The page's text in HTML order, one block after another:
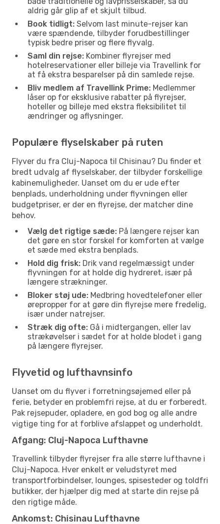
aldrig går glip af et skjult tilbud.
Book tidligt: Selvom last minute-rejser kan
være spændende, tilbyder forudbestillinger
typisk bedre priser og flere flyvalg.
Saml din rejse: Kombiner flyrejser med
hotelreservationer eller billeje via Travellink for
at få ekstra besparelser på din samlede rejse.
Bliv medlem af Travellink Prime: Medlemmer
låser op for eksklusive rabatter på flyrejser,
hoteller og billeje med ekstra fleksibilitet til
ændringer og aflysninger.
Populære flyselskaber på ruten
Flyver du fra Cluj-Napoca til Chisinau? Du finder et
bredt udvalg af flyselskaber, der tilbyder forskellige
kabinemuligheder. Uanset om du er ude efter
benplads, underholdning under flyvningen eller
budgetpriser, er der en flyrejse, der matcher dine
behov.
Vælg det rigtige sæde: På længere rejser kan
det gøre en stor forskel for komforten at vælge
et sæde med ekstra benplads.
Hold dig frisk: Drik vand regelmæssigt under
flyvningen for at holde dig hydreret, især på
længere strækninger.
Bloker støj ude: Medbring hovedtelefoner eller
ørepropper for at gøre din flyrejse mere fredelig,
især under natrejser.
Stræk dig ofte: Gå i midtergangen, eller lav
strækøvelser i sædet for at holde blodet i gang
på længere flyrejser.
Flyvetid og lufthavnsinfo
Uanset om du flyver i forretningsøjemed eller på
ferie, betyder en problemfri rejse, at du er forberedt.
Pak rejsepuder, opladere, en god bog og alle andre
vigtige ting for at forblive afslappet og underholdt.
Afgang: Cluj-Napoca Lufthavne
Travellink tilbyder flyrejser fra alle større lufthavne i
Cluj-Napoca. Hver enkelt er veludstyret med
transportforbindelser, lounges, spisesteder og toldfri
butikker, der hjælper dig med at starte din rejse på
den rigtige måde.
Ankomst: Chisinau Lufthavne